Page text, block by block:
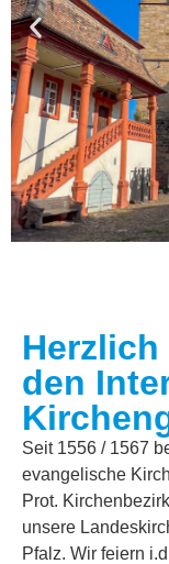
Du machst
Der
er zum
den
Seit 1556 / 1567
evangelische
Prot.
unsere
Pfalz. Wir feiern